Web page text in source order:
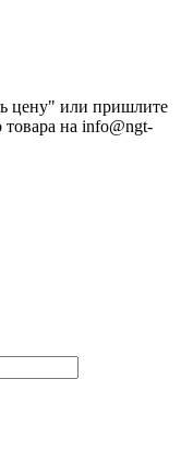
цену" или пришлите
на info@ngt-